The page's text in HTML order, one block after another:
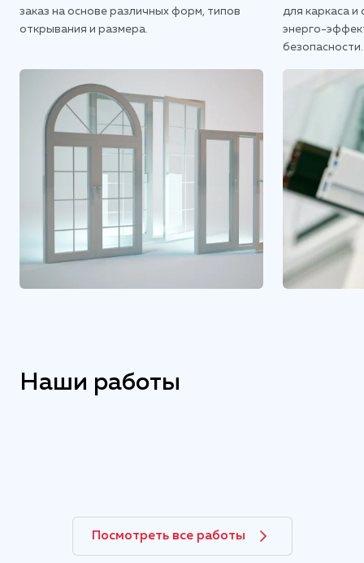
заказ на основе различных форм, типов
открывания и размера.
для каркаса и
энерго-
безопасности.
Наши работы
Посмотреть все работы